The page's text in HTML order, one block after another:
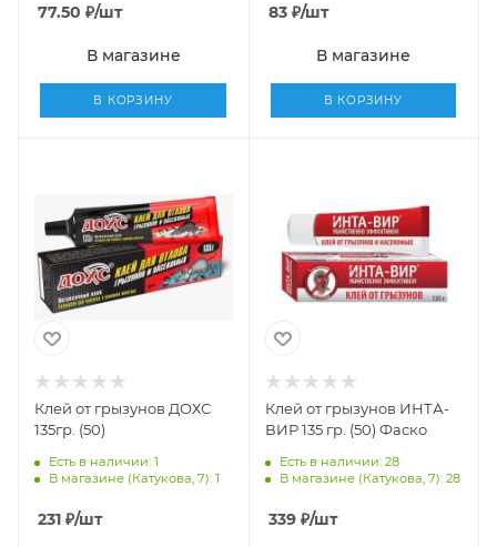
77.50 ₽/шт
В магазине
В КОРЗИНУ
83₽/шт
В магазине
В КОРЗИНУ
Клей от грызунов ДОХС
135гр. (50)
Есть в наличии: 1
В магазине (Катукова, 7): 1
231 ₽/шт
Клей от грызунов ИНТА-
ВИР 135 гр. (50) Фаско
Есть в наличии: 28
В магазине (Катукова, 7): 28
339₽/шт